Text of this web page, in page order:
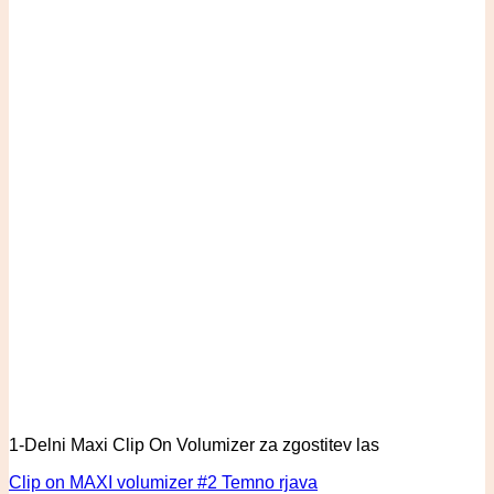
1-Delni Maxi Clip On Volumizer za zgostitev las
Clip on MAXI volumizer #2 Temno rjava